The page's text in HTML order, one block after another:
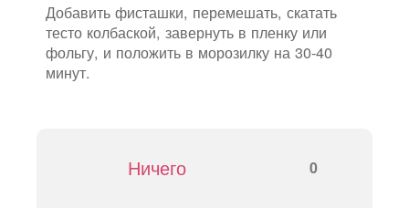
Добавить фисташки, перемешать, скатать
тесто колбаской, завернуть в пленку или
фольгу, и положить в морозилку на 30-40
минут.
Ничего 0